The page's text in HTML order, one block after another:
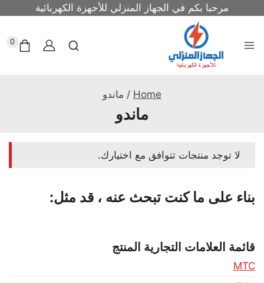
مرحبا بكم في الجهاز المنزلي للأجهزة الكهربائية
0
Home
/ ماندو
ماندو
لا توجد منتجات تتوافق مع اختيارك.
بناء على ما كنت تبحث عنه ، قد مثل:
قائمة العلامات التجارية المنتج
MTC